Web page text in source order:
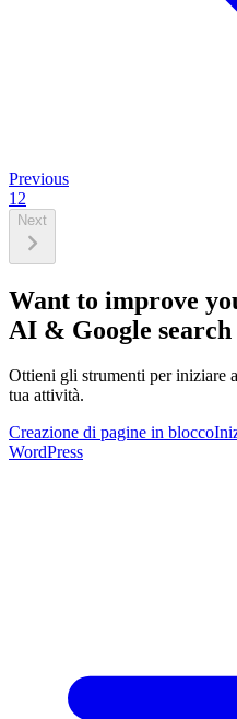
Previous
1 2
Next
Want to improve
AI & Google
Ottieni gli strumenti per iniziare
tua attività.
Creazione di pagine in blocco
WordPress